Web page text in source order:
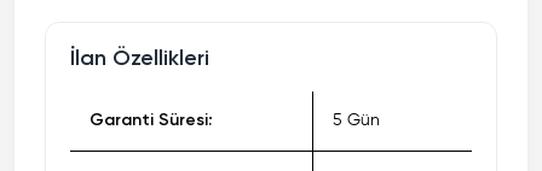
İlan Özellikleri
Garanti Süresi: 5 Gün